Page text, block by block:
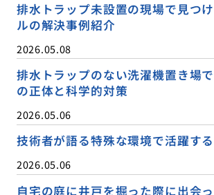
排水トラップ未設置の現場で見つ
ルの解決事例紹介
2026.05.08
排水トラップのない洗濯機置き場
の正体と科学的対策
2026.05.06
技術者が語る特殊な環境で活躍す
2026.05.06
自宅の庭に井戸を掘った際に出会